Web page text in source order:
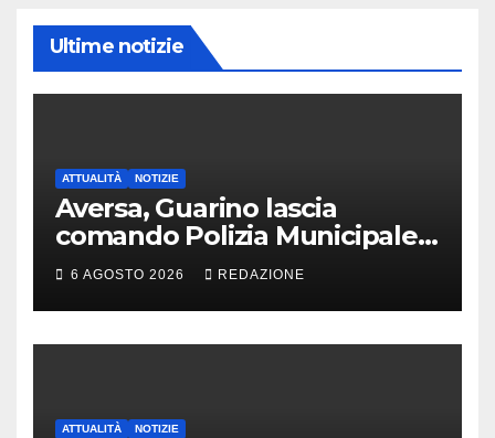
Ultime notizie
ATTUALITÀ NOTIZIE
Aversa, Guarino lascia
comando Polizia Municipale:
arriva Nacar
6 AGOSTO 2026 REDAZIONE
ATTUALITÀ NOTIZIE